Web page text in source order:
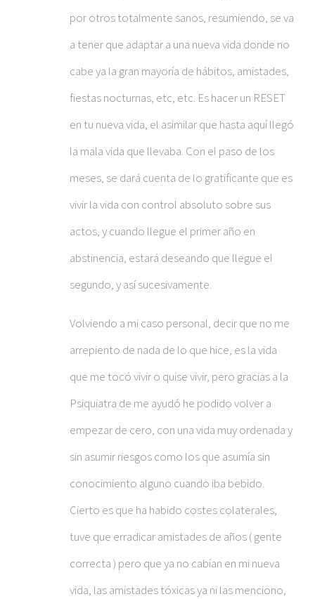
por otros totalmente sanos, resumiendo, se va
a tener que adaptar a una nueva vida donde no
cabe ya la gran mayoría de hábitos, amistades,
fiestas nocturnas, etc, etc. Es hacer un RESET
en tu nueva vida, el asimilar que hasta aquí llegó
la mala vida que llevaba. Con el paso de los
meses, se dará cuenta de lo gratificante que es
vivir la vida con control absoluto sobre sus
actos, y cuando llegue el primer año en
abstinencia, estará deseando que llegue el
segundo, y así sucesivamente.
Volviendo a mi caso personal, decir que no me
arrepiento de nada de lo que hice, es la vida
que me tocó vivir o quise vivir, pero gracias a la
Psiquiatra de me ayudó he podido volver a
empezar de cero, con una vida muy ordenada y
sin asumir riesgos como los que asumía sin
conocimiento alguno cuando iba bebido.
Cierto es que ha habido costes colaterales,
tuve que erradicar amistades de años ( gente
correcta ) pero que ya no cabían en mi nueva
vida, las amistades tóxicas ya ni las menciono,